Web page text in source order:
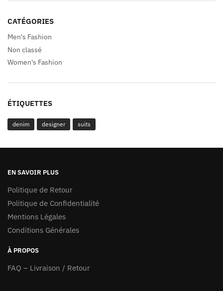
CATÉGORIES
Men's Fashion
Non classé
Women's Fashion
ÉTIQUETTES
denim designer suits
EN SAVOIR PLUS
Politique de Retour
Politique de Confidentialité
Mentions Légales
Conditions Générales
À PROPOS
FAQ – Livraison / Retour